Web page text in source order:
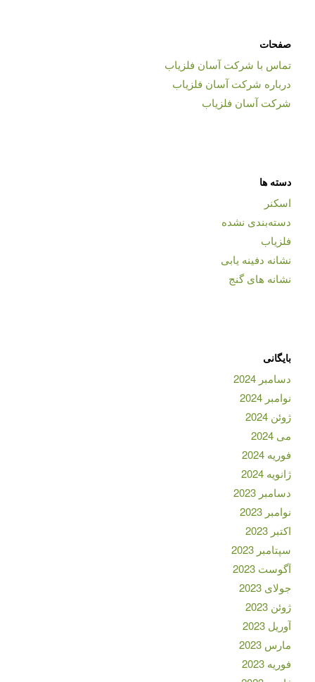
صفحات
تماس با شرکت آسان فلزیاب
درباره شرکت آسان فلزیاب
شرکت آسان فلزیاب
دسته ها
اسکنر
دسته‌بندی نشده
فلزیاب
نشانه دفینه یابی
نشانه های گنج
بایگانی
دسامبر 2024
نوامبر 2024
ژوئن 2024
می 2024
فوریه 2024
ژانویه 2024
دسامبر 2023
نوامبر 2023
اکتبر 2023
سپتامبر 2023
آگوست 2023
جولای 2023
ژوئن 2023
آوریل 2023
مارس 2023
فوریه 2023